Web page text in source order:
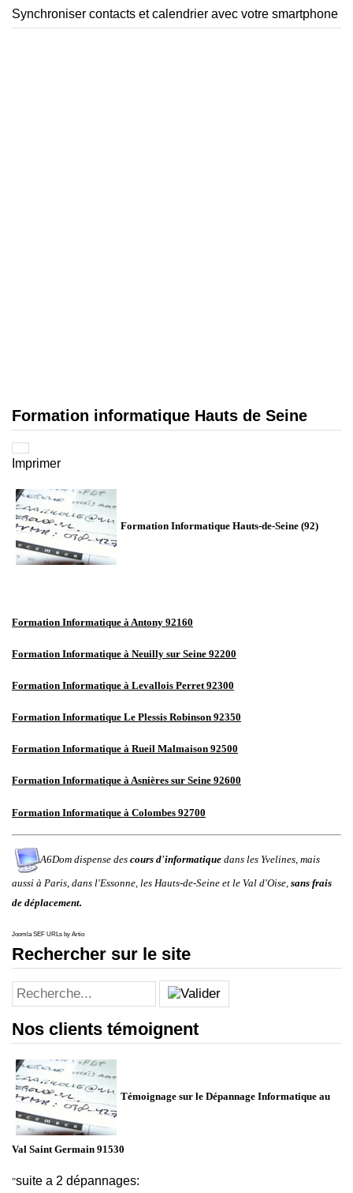
Synchroniser contacts et calendrier avec votre smartphone
Formation informatique Hauts de Seine
Imprimer
Formation Informatique Hauts-de-Seine (92)
Formation Informatique à Antony 92160
Formation Informatique à Neuilly sur Seine 92200
Formation Informatique à Levallois Perret 92300
Formation Informatique Le Plessis Robinson 92350
Formation Informatique à Rueil Malmaison 92500
Formation Informatique à Asnières sur Seine 92600
Formation Informatique à Colombes 92700
A6Dom dispense des cours d'informatique dans les Yvelines, mais
aussi à Paris, dans l'Essonne, les Hauts-de-Seine et le Val d'Oise, sans frais
de déplacement.
Joomla SEF URLs by Artio
Rechercher sur le site
Nos clients témoignent
Témoignage sur le Dépannage Informatique au
Val Saint Germain 91530
"suite a 2 dépannages: